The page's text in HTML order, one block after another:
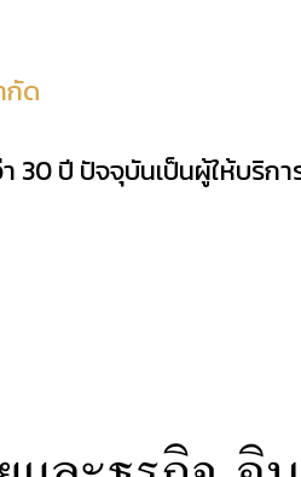
กัด
30 ปี ปัจจุบันเป็นผู้ให้บริก